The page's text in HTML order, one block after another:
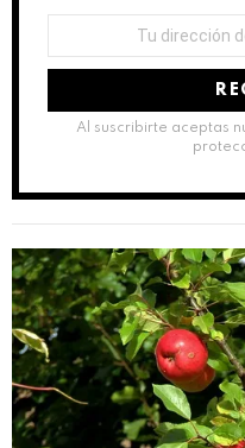
Al suscribirte aceptas